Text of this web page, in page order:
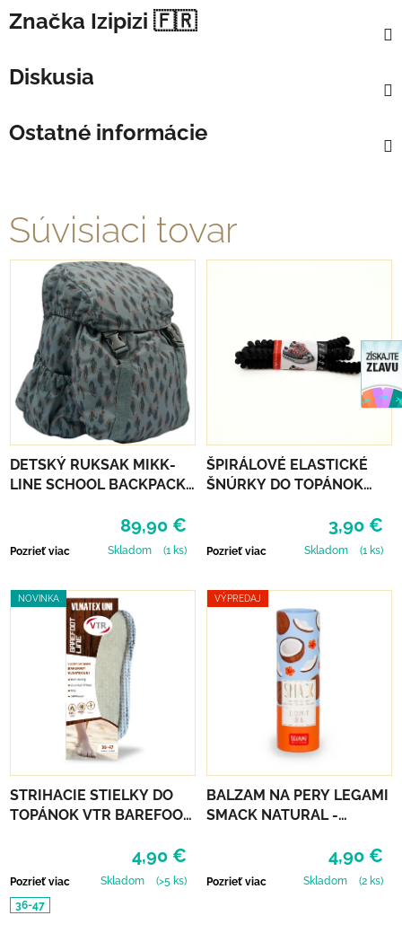
Značka Izipizi 🇫🇷
Diskusia
Ostatné informácie
Súvisiaci tovar
DETSKÝ RUKSAK MIKK-
LINE SCHOOL BACKPACK -
89,90 €
Pozrieť viac Skladom (1 ks)
ŠPIRÁLOVÉ ELASTICKÉ
ŠNÚRKY DO TOPÁNOK
3,90 €
Pozrieť viac Skladom (1 ks)
NOVINKA
STRIHACIE STIELKY DO
TOPÁNOK VTR BAREFOOT
4,90 €
Pozrieť viac Skladom
(>5 ks)
36-47
VÝPREDAJ
BALZAM NA PERY LEGAMI
SMACK NATURAL -
4,90 €
Pozrieť viac Skladom (2 ks)